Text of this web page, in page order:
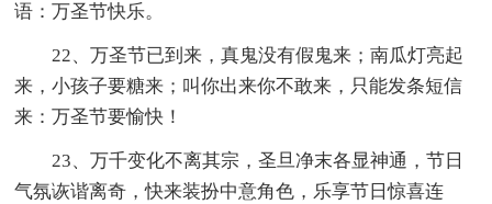
语：万圣节快乐。
22、万圣节已到来，真鬼没有假鬼来；南瓜灯亮起
来，小孩子要糖来；叫你出来你不敢来，只能发条短信
来：万圣节要愉快！
23、万千变化不离其宗，圣旦净末各显神通，节日
气氛诙谐离奇，快来装扮中意角色，乐享节日惊喜连